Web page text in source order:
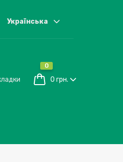
Українська
0
0 грн.